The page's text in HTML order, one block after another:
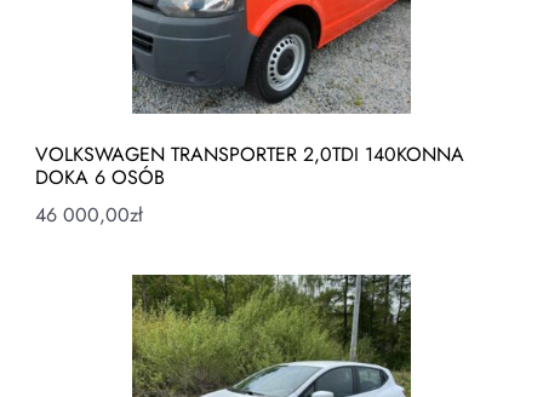
VOLKSWAGEN TRANSPORTER 2,0TDI 140KONNA
DOKA 6 OSÓB
46 000,00zł